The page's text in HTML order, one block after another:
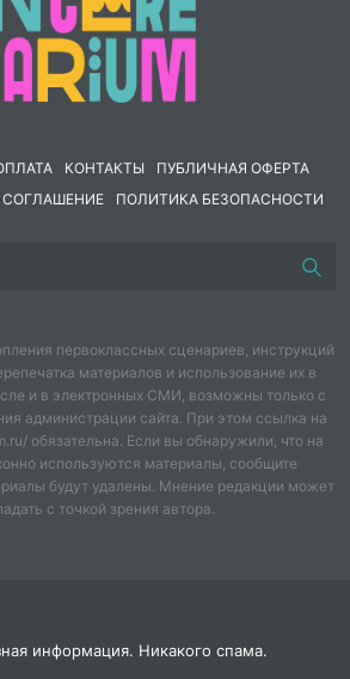
соответствовать по росту и
имеет: Теплозащитные
зависят прежде всего от
тканей. Она зависит от
много пор, где задерживается
плохим проводником тепла.
углекислоты, влаги и
Воздухопроницаемость одежды
вентиляцию
При недостаточной
самочувствие и
Хорошей
и пористости материала и
КОНТАКТЫ
ПУБЛИЧНАЯ ОФЕРТА
СОГЛАШЕНИЕ
ПОЛИТИКА БЕЗОПАСНОСТИ
первоклассных сценариев, инструкций
материалов и использование их в
и в электронных СМИ, возможны только с
администрации сайта. При этом ссылка на
обязательна. Если вы обнаружили, что на
используются материалы, сообщите
будут удалены. Мнение редакции может
с точкой зрения автора.
информация. Никакого спама.